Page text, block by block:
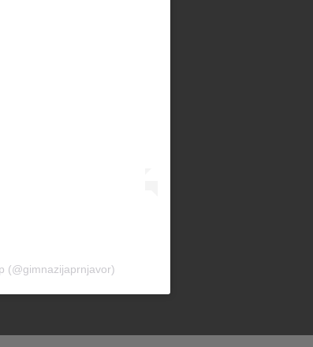
(@gimnazijaprnjavor)